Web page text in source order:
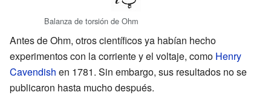
Balanza de torsión de Ohm
Antes de Ohm, otros científicos ya habían hecho
experimentos con la corriente y el voltaje, como Henry
Cavendish en 1781. Sin embargo, sus resultados no se
publicaron hasta mucho después.